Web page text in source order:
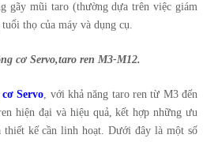
gãy mũi taro (thường dựa trên việc giám
thọ của máy và dụng cụ.
cơ Servo,taro ren M3-M12.
Servo, với khả năng taro ren từ M3 đến
hiện đại và hiệu quả, kết hợp những ưu
thiết kế cần linh hoạt. Dưới đây là một số